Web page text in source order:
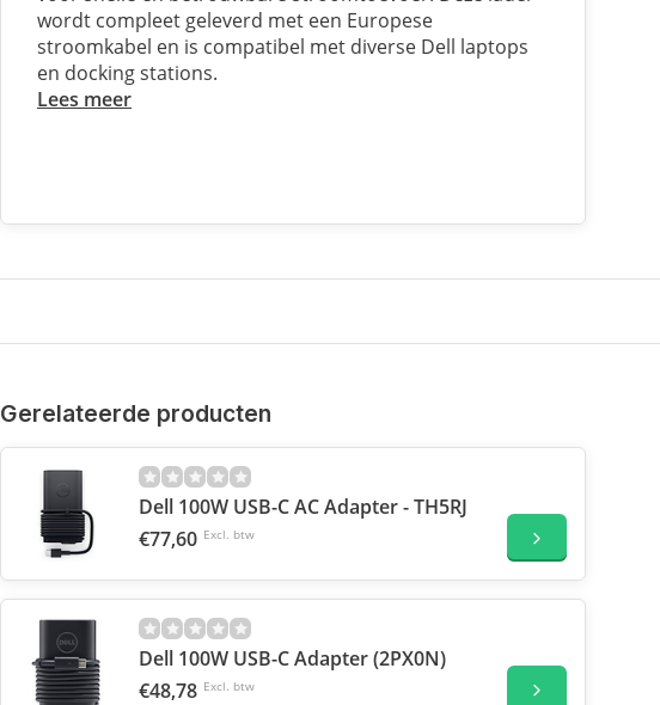
wordt compleet geleverd met een Europese
stroomkabel en is compatibel met diverse Dell laptops
en docking stations.
Lees meer
Gerelateerde producten
Dell 100W USB-C AC Adapter - TH5RJ
€77,60 Excl. btw
Dell 100W USB-C Adapter (2PX0N)
€48,78 Excl. btw